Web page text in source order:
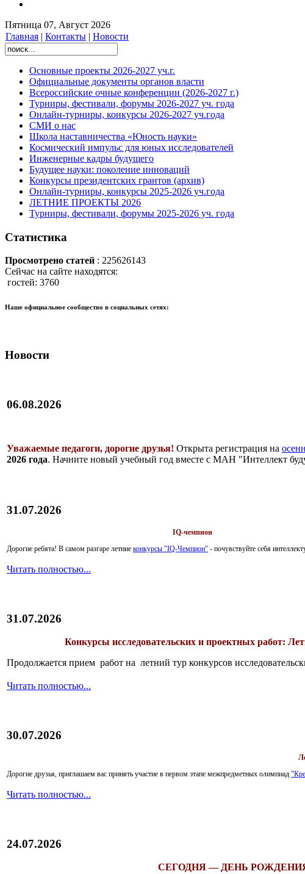
Пятница 07, Август 2026
Главная | Контакты | Новости
Основные проекты 2026-2027 уч.г.
Официальные документы органов власти
Всероссийские очные конференции (2026-2027 г.)
Турниры, фестивали, форумы 2026-2027 уч. года
Онлайн-турниры, конкурсы 2026-2027 уч.года
СМИ о нас
Школа наставничества «Юность науки»
Космический импульс для юных исследователей
Инженерные кадры будущего
Будущее науки: поколение инноваций
Конкурсы президентских грантов (архив)
Онлайн-турниры, конкурсы 2025-2026 уч.года
ЛЕТНИЕ ПРОЕКТЫ 2026
Турниры, фестивали, форумы 2025-2026 уч. года
Статистика
Просмотрено статей : 225626143
Сейчас на сайте находятся:
гостей: 3760
Наше официальное сообщество в социальных сетях:
Новости
06.08.2026
Уважаемые педагоги, дорогие друзья! Открыта регистрация на
2026 года. Начните новый учебный год вместе с МАН "Интеллект
31.07.2026
IQ-чемпион
Дорогие ребята! В самом разгаре летние конкурсы "IQ-Чемпион" - почувствуйте себя
Читать полностью...
31.07.2026
Конкурсы исследовательских и проектных работ:
Продолжается прием работ на летний тур конкурсов
Читать полностью...
30.07.2026
Дорогие друзья, приглашаем вас принять участие в первом этапе межпредметных олимпиад
Читать полностью...
24.07.2026
СЕГОДНЯ — ДЕНЬ